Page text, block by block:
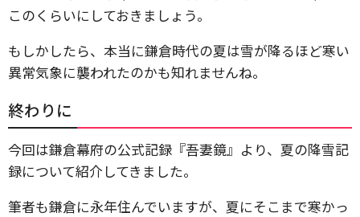
このくらいにしておきましょう。
もしかしたら、本当に鎌倉時代の夏は雪が降るほど寒い
異常気象に襲われたのかも知れませんね。
終わりに
今回は鎌倉幕府の公式記録『吾妻鏡』より、夏の降雪記
録について紹介してきました。
筆者も鎌倉に永年住んでいますが、夏にそこまで寒かっ